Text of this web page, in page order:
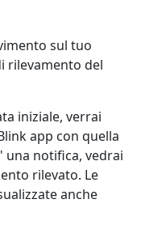
sul tuo
rilevamento del
iniziale, verrai
app con quella
una notifica, vedrai
rilevato. Le
anche